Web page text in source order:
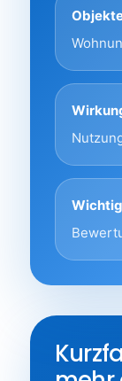
Wichtig